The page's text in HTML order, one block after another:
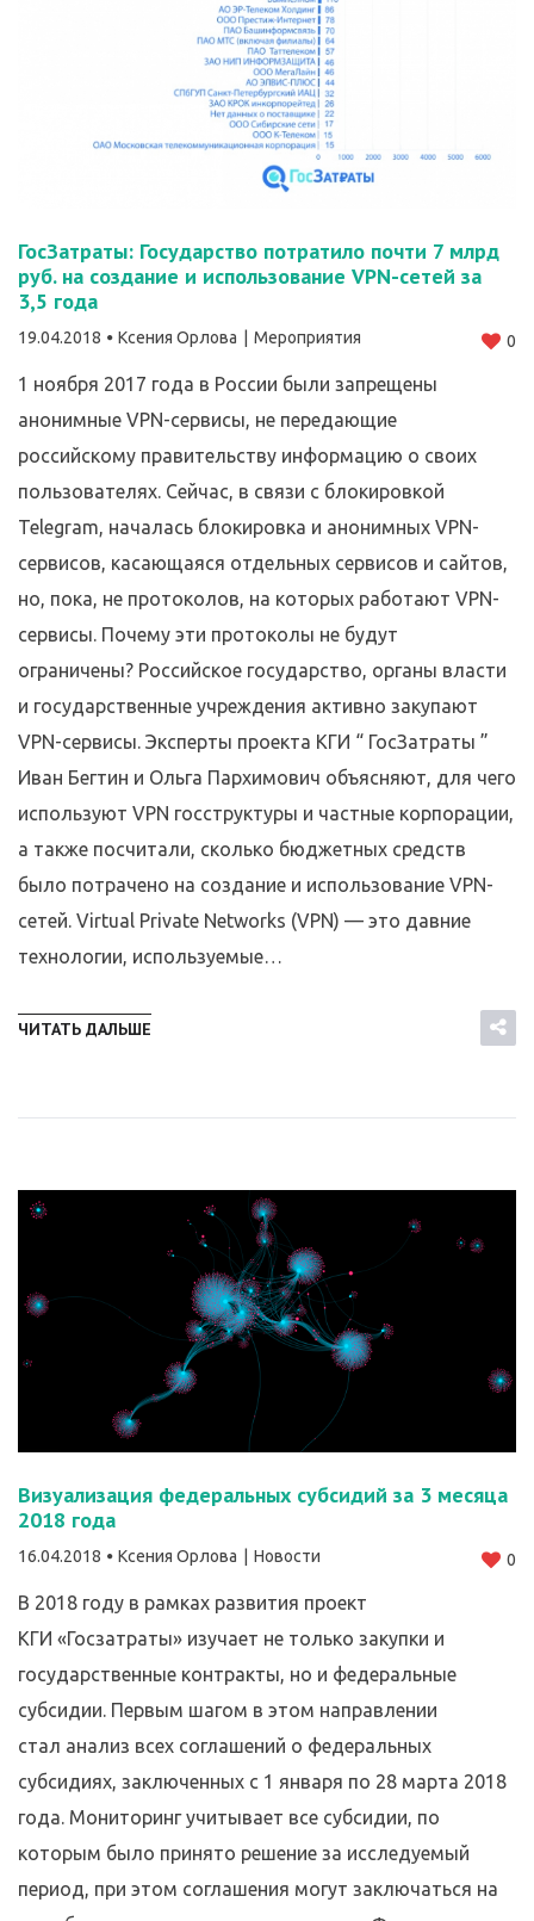
ГосЗатраты: Государство потратило почти 7 млрд
руб. на создание и использование VPN-сетей за
3,5 года
19.04.2018 Ксения Орлова Мероприятия 0
1 ноября 2017 года в России были запрещены
анонимные VPN-сервисы, не передающие
российскому правительству информацию о своих
пользователях. Сейчас, в связи с блокировкой
Telegram, началась блокировка и анонимных VPN-
сервисов, касающаяся отдельных сервисов и сайтов,
но, пока, не протоколов, на которых работают VPN-
сервисы. Почему эти протоколы не будут
ограничены? Российское государство, органы власти
и государственные учреждения активно закупают
VPN-сервисы. Эксперты проекта КГИ “ ГосЗатраты ”
Иван Бегтин и Ольга Пархимович объясняют, для чего
используют VPN госструктуры и частные корпорации,
а также посчитали, сколько бюджетных средств
было потрачено на создание и использование VPN-
сетей. Virtual Private Networks (VPN) — это давние
технологии, используемые…
ЧИТАТЬ ДАЛЬШЕ
Визуализация федеральных субсидий за 3 месяца
2018 года
16.04.2018 Ксения Орлова Новости 0
В 2018 году в рамках развития проект
КГИ «Госзатраты» изучает не только закупки и
государственные контракты, но и федеральные
субсидии. Первым шагом в этом направлении
стал анализ всех соглашений о федеральных
субсидиях, заключенных с 1 января по 28 марта 2018
года. Мониторинг учитывает все субсидии, по
которым было принято решение за исследуемый
период, при этом соглашения могут заключаться на